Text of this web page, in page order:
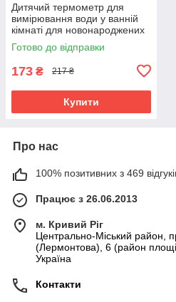
Дитячий термометр для
вимірювання води у ванній
кімнаті для новонароджених
Єнот Baby Ono сірий
Готово до відправки
173 ₴ 217 ₴
Купити
Про нас
100% позитивних з 469
Працює з 26.06.2013
м. Кривий Ріг
Центрально-Міський район,
(Лермонтова), 6 (район
Україна
Контакти